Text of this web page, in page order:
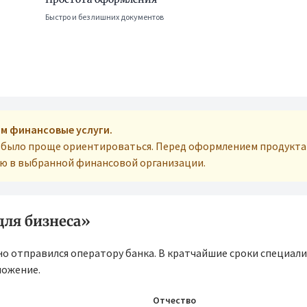
Быстро и без лишних документов
финансовые услуги.
проще ориентироваться. Перед оформлением продукта
в выбранной финансовой организации.
бизнеса»
оператору банка. В кратчайшие сроки
Отчество